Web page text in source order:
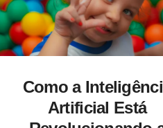
Como a
Artificial Está